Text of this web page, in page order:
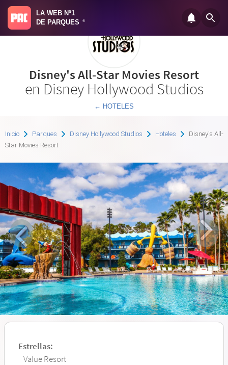
LA WEB Nº1
DE PARQUES
®
Disney's All-Star Movies Resort
en Disney Hollywood Studios
← HOTELES
Inicio Parques Disney Hollywood Studios Hoteles
Disney's All-
Star Movies Resort
Estrellas:
Value Resort